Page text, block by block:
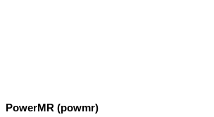
PowerMR (powmr)